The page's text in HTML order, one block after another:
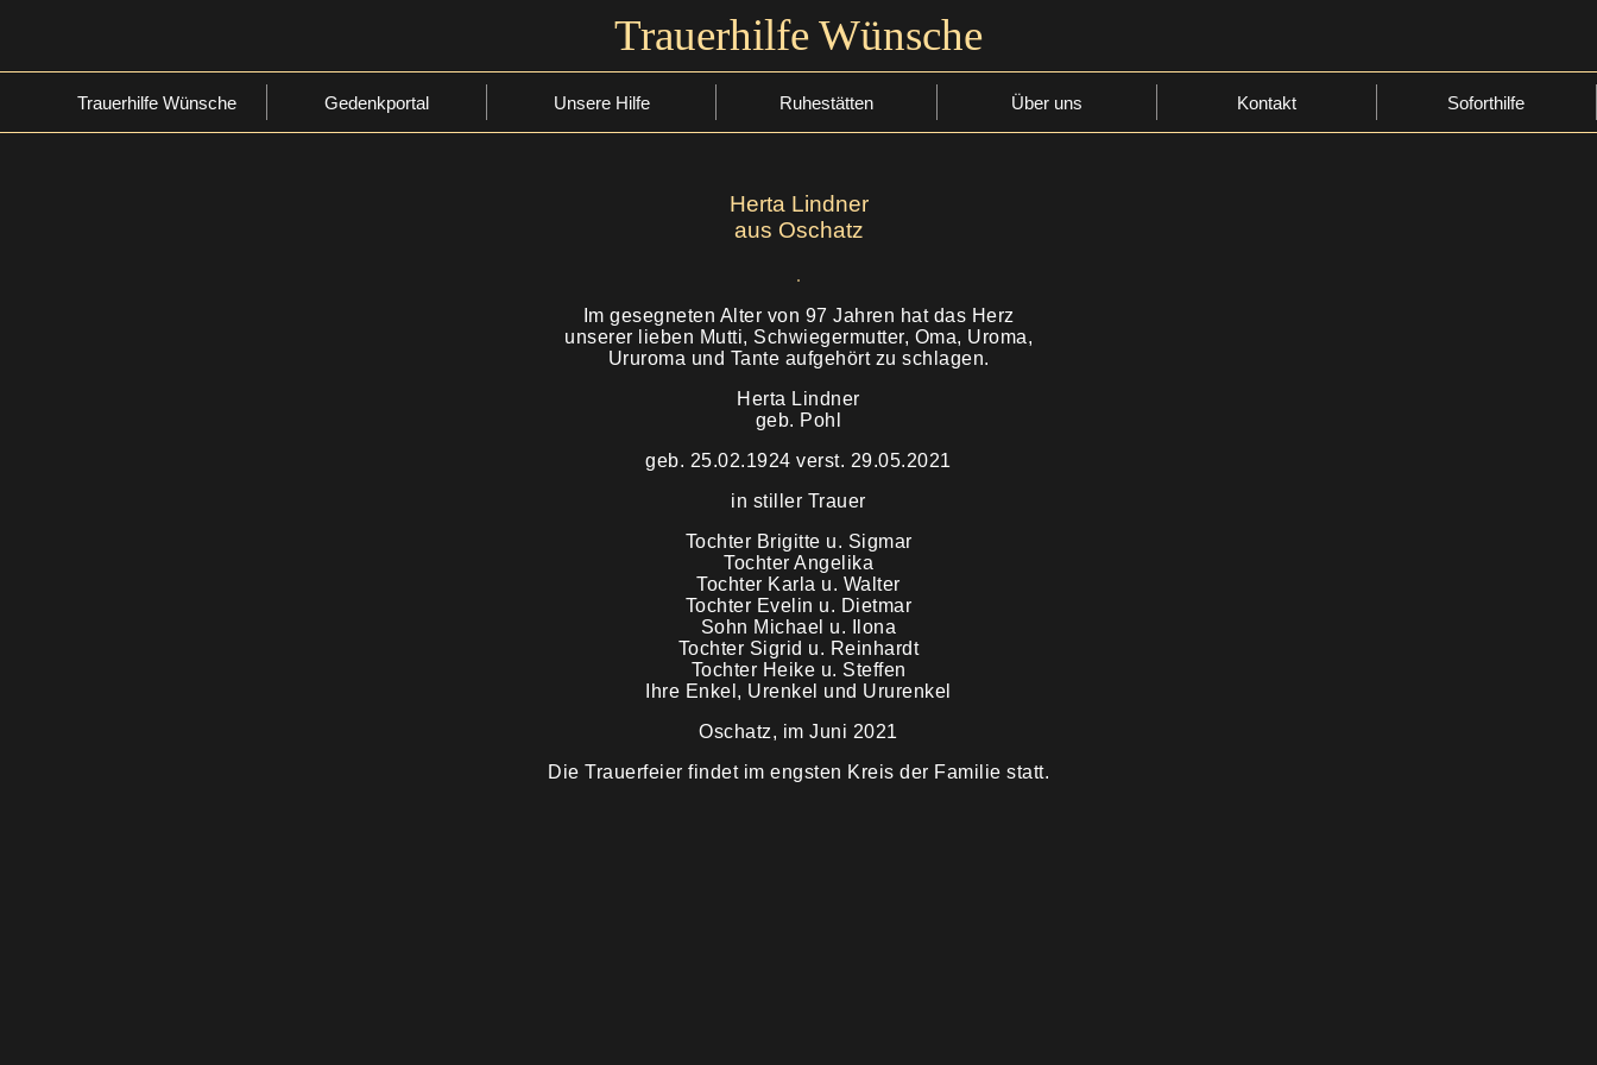
Trauerhilfe Wünsche Gedenkportal Unsere Hilfe Ruhestätten Über uns Kontakt Soforthilfe
Trauerhilfe Wünsche
Herta Lindner
aus Oschatz
Im gesegneten Alter von 97 Jahren hat das Herz
unserer lieben Mutti, Schwiegermutter, Oma, Uroma,
Ururoma und Tante aufgehört zu schlagen.
Herta Lindner
geb. Pohl
geb. 25.02.1924 verst. 29.05.2021
in stiller Trauer
Tochter Brigitte u. Sigmar
Tochter Angelika
Tochter Karla u. Walter
Tochter Evelin u. Dietmar
Sohn Michael u. Ilona
Tochter Sigrid u. Reinhardt
Tochter Heike u. Steffen
Ihre Enkel, Urenkel und Ururenkel
Oschatz, im Juni 2021
Die Trauerfeier findet im engsten Kreis der Familie statt.